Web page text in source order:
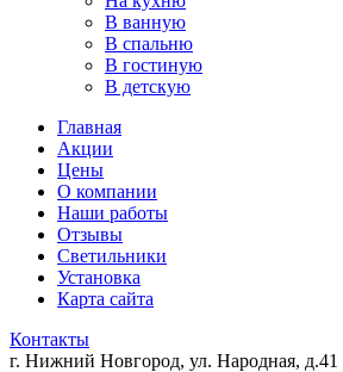
В ванную
В спальню
В гостиную
В детскую
Главная
Акции
Цены
О компании
Наши работы
Отзывы
Светильники
Установка
Карта сайта
Контакты
г. Нижний Новгород, ул. Народная, д.41